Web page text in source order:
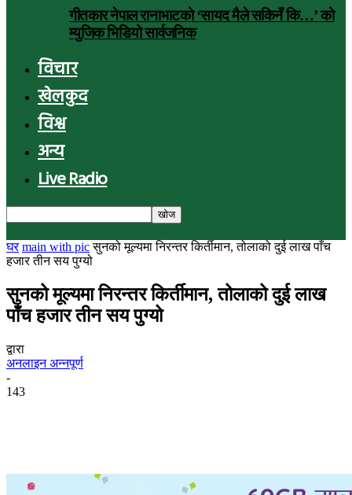
गीतकार नेपाल रानाभाटको ‘सायद मैले सकिनँ कि…’ को
म्युजिक भिडियो सार्वजनिक
विचार
खेलकुद
विश्व
अन्य
Live Radio
घर main with pic सुनको मूल्यमा निरन्तर किर्तीमान, तोलाको दुई लाख पाँच
हजार तीन सय पुग्यो
सुनको मूल्यमा निरन्तर किर्तीमान, तोलाको दुई लाख
पाँच हजार तीन सय पुग्यो
द्वारा
अनलाइन अन्नपूर्ण
-
143